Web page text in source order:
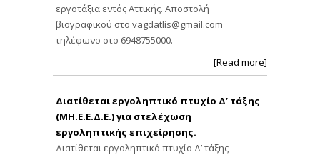
εργοτάξια εντός Αττικής. Αποστολή
βιογραφικού στο vagdatlis@gmail.com
τηλέφωνο στο 6948755000.
[Read more]
Διατίθεται εργοληπτικό πτυχίο Δ’ τάξης
(ΜΗ.Ε.Ε.Δ.Ε.) για στελέχωση
εργοληπτικής επιχείρησης.
Διατίθεται εργοληπτικό πτυχίο Δ’ τάξης